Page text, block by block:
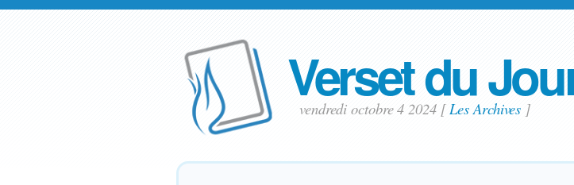
Verset du
vendredi octobre 4 2024 [Les Archives ]